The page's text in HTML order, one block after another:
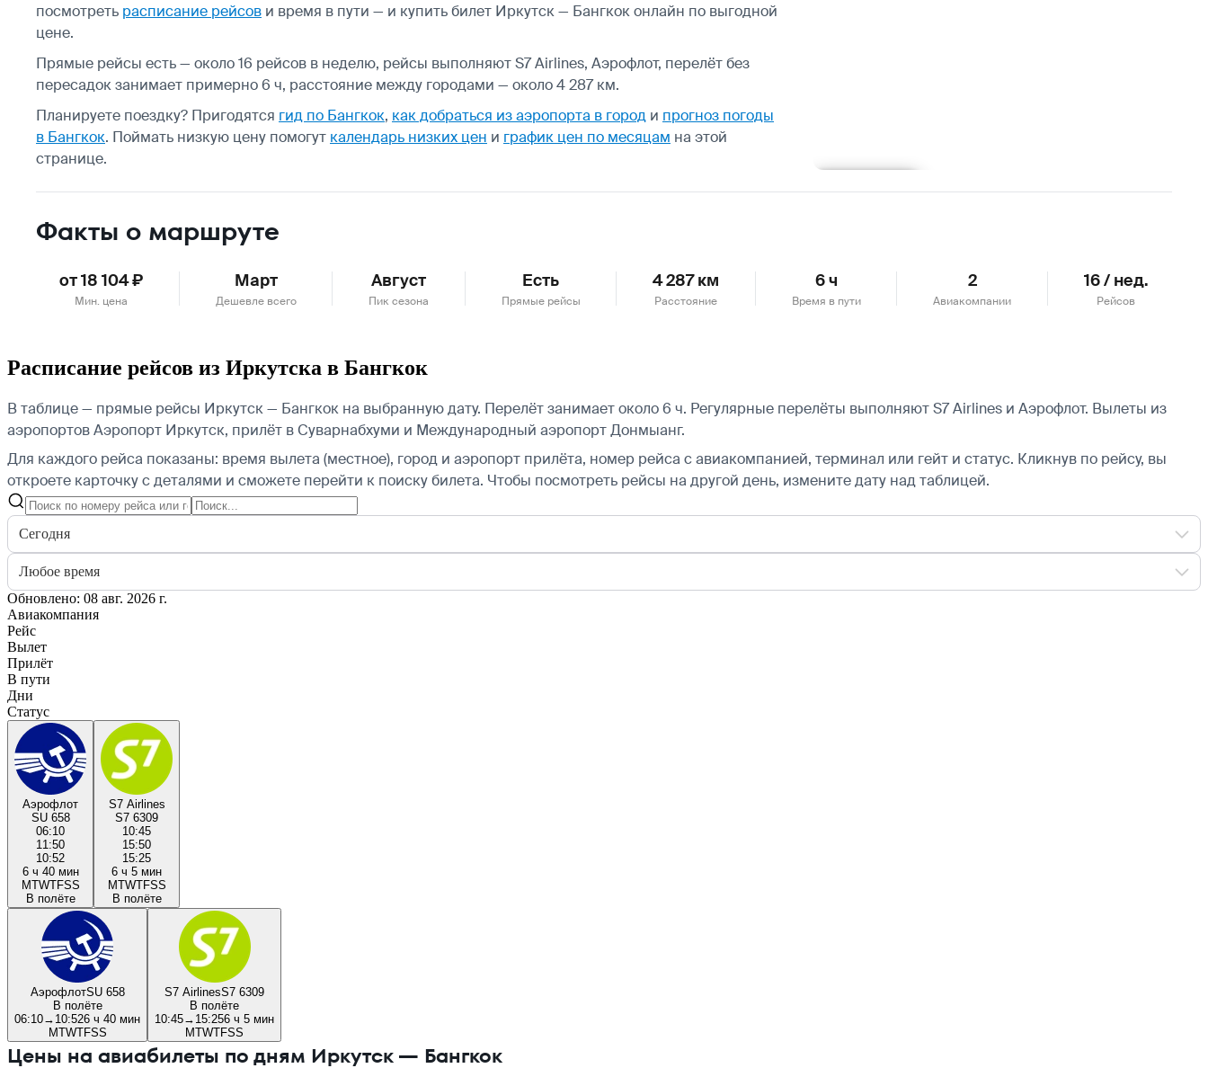
посмотреть расписание рейсов и время в пути — и купить билет Иркутск — Бангкок онлайн по выгодной
цене.
Прямые рейсы есть — около 16 рейсов в неделю, рейсы выполняют S7 Airlines, Аэрофлот, перелёт без
пересадок занимает примерно 6 ч, расстояние между городами — около 4 287 км.
Планируете поездку? Пригодятся гид по Бангкок, как добраться из аэропорта в город и прогноз погоды
в Бангкок. Поймать низкую цену помогут календарь низких цен и график цен по месяцам на этой
странице.
Факты о маршруте
от 18 104 ₽
Мин. цена
Март
Дешевле всего
Август
Пик сезона
Есть
Прямые рейсы
4 287 км
Расстояние
6 ч
Время в пути
2
Авиакомпании
16 / нед.
Рейсов
Расписание рейсов из Иркутска в Бангкок
В таблице — прямые рейсы Иркутск — Бангкок на выбранную дату. Перелёт занимает около 6 ч. Регулярные перелёты выполняют S7 Airlines и Аэрофлот. Вылеты из
аэропортов Аэропорт Иркутск, прилёт в Суварнабхуми и Международный аэропорт Донмыанг.
Для каждого рейса показаны: время вылета (местное), город и аэропорт прилёта, номер рейса с авиакомпанией, терминал или гейт и статус. Кликнув по рейсу, вы
откроете карточку с деталями и сможете перейти к поиску билета. Чтобы посмотреть рейсы на другой день, измените дату над таблицей.
Сегодня
Любое время
Обновлено: 08 авг. 2026 г.
Авиакомпания
Рейс
Вылет
Прилёт
В пути
Дни
Статус
Аэрофлот
SU 658
06:10
11:50
10:52
6 ч 40 мин
MTWTFSS
В полёте
S7 Airlines
S7 6309
10:45
15:50
15:25
6 ч 5 мин
MTWTFSS
В полёте
АэрофлотSU 658
В полёте
06:10→ 10:526 ч 40 мин
MTWTFSS
S7 AirlinesS7 6309
В полёте
10:45→ 15:256 ч 5 мин
MTWTFSS
Цены на авиабилеты по дням Иркутск — Бангкок